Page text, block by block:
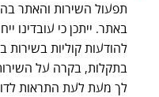
תפעול השירות והאתר
באתר. ייתכן כי עובדינו
להודעות קוליות
בתקלות, בקרה על
לך מעת לעת התראות